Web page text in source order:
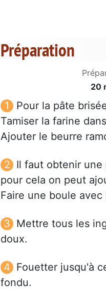
Préparation
20
Pour la pâte
Tamiser la farine
Ajouter le beurre
Il faut obtenir une
pour cela on peut
Faire une boule
Mettre tous les
doux.
Fouetter jusqu'à
fondu.